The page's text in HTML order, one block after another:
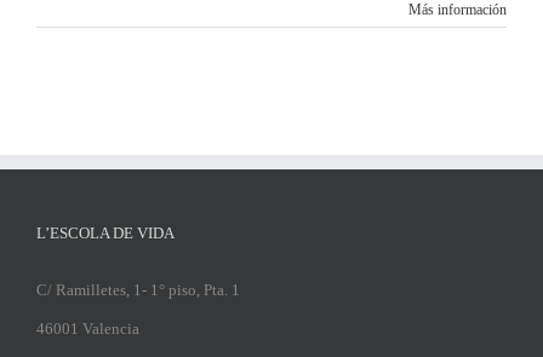
Más información
L’ESCOLA DE VIDA
C/ Ramilletes, 1- 1° piso, Pta. 1
46001 Valencia